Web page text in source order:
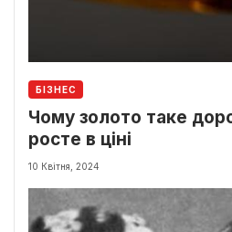
БІЗНЕС
Чому золото таке
росте в ціні
10 Квітня, 2024